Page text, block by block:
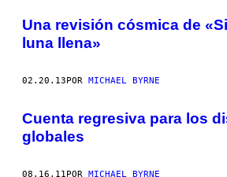
POSTS
BY
Una revisión cósmica de
luna llena»
02.20.13POR MICHAEL BYRNE
Cuenta regresiva para los
globales
08.16.11POR MICHAEL BYRNE